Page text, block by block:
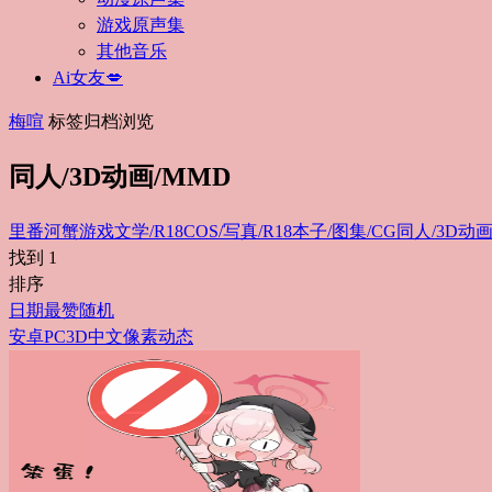
游戏原声集
其他音乐
Ai女友💋
梅喧 标签归档浏览
同人/3D动画/MMD
里番河蟹游戏文学/R18COS/写真/R18本子/图集/CG同人/3D动
找到 1
排序
日期最赞随机
安卓PC3D中文像素动态